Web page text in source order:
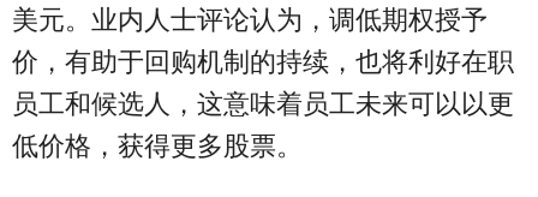
美元。业内人士评论认为，调低期权授予
价，有助于回购机制的持续，也将利好在职
员工和候选人，这意味着员工未来可以以更
低价格，获得更多股票。